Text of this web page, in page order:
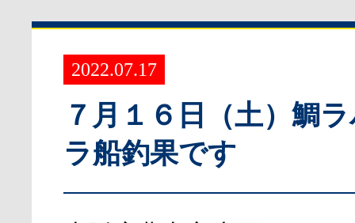
2022.07.17
７月１６日（土）鯛
ラ船釣果です